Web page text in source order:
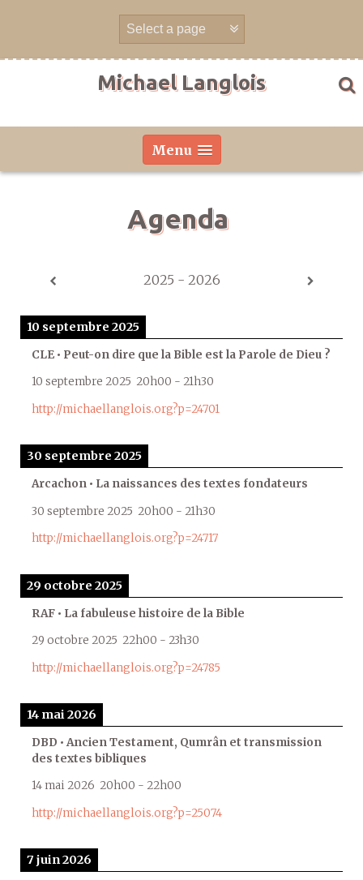
Michael Langlois
Menu
Agenda
2025 - 2026
10 septembre 2025
CLE • Peut-on dire que la Bible est la Parole de Dieu ?
10 septembre 2025 20h00 - 21h30
http://michaellanglois.org?p=24701
30 septembre 2025
Arcachon • La naissances des textes fondateurs
30 septembre 2025 20h00 - 21h30
http://michaellanglois.org?p=24717
29 octobre 2025
RAF • La fabuleuse histoire de la Bible
29 octobre 2025 22h00 - 23h30
http://michaellanglois.org?p=24785
14 mai 2026
DBD • Ancien Testament, Qumrân et transmission
des textes bibliques
14 mai 2026 20h00 - 22h00
http://michaellanglois.org?p=25074
7 juin 2026